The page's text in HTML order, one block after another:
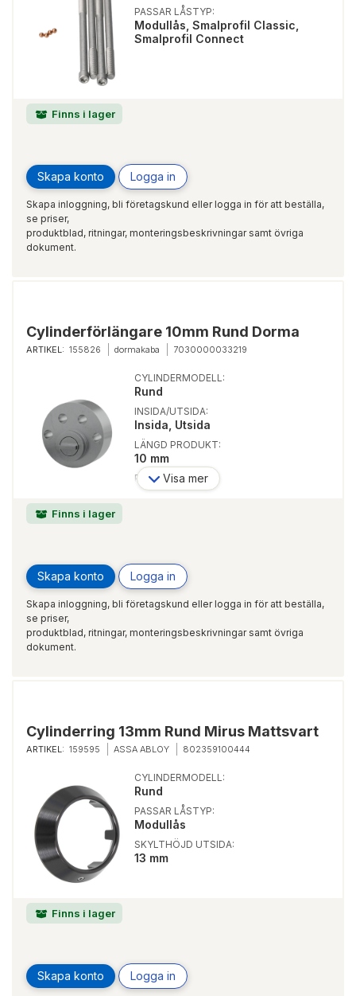
Finns i lager
Skapa konto Logga in
Skapa inloggning, bli företagskund eller logga in för att beställa,
se priser,
produktblad, ritningar, monteringsbeskrivningar samt övriga
dokument.
PASSAR LÅSTYP:
Modullås, Smalprofil Classic,
Smalprofil Connect
Cylinderförlängare 10mm Rund Dorma
ARTIKEL: 155826 dormakaba 7030000033219
Finns i lager
Skapa konto Logga in
Skapa inloggning, bli företagskund eller logga in för att beställa,
se priser,
produktblad, ritningar, monteringsbeskrivningar samt övriga
dokument.
CYLINDERMODELL:
Rund
INSIDA/UTSIDA:
Insida, Utsida
LÄNGD PRODUKT:
10 mm
PASSAR LÅSTYP:
Modullås
Visa mer
Cylinderring 13mm Rund Mirus Mattsvart
ARTIKEL: 159595 ASSA ABLOY 802359100444
Finns i lager
Skapa konto Logga in
CYLINDERMODELL:
Rund
PASSAR LÅSTYP:
Modullås
SKYLTHÖJD UTSIDA:
13 mm